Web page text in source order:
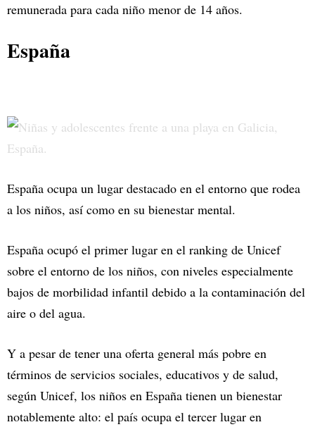
remunerada para cada niño menor de 14 años.
España
España ocupa un lugar destacado en el entorno que rodea
a los niños, así como en su bienestar mental.
España ocupó el primer lugar en el ranking de Unicef
sobre el entorno de los niños, con niveles especialmente
bajos de morbilidad infantil debido a la contaminación del
aire o del agua.
Y a pesar de tener una oferta general más pobre en
términos de servicios sociales, educativos y de salud,
según Unicef, los niños en España tienen un bienestar
notablemente alto: el país ocupa el tercer lugar en